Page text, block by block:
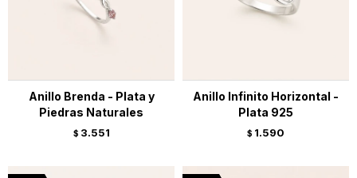
Anillo Brenda - Plata y
Piedras Naturales
$ 3.551
Anillo Infinito Horizontal -
Plata 925
$ 1.590